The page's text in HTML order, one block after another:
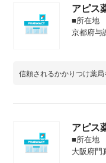
アピス
■所在地
京都府与
信頼されるかかりつけ薬
アピス
■所在地
大阪府門